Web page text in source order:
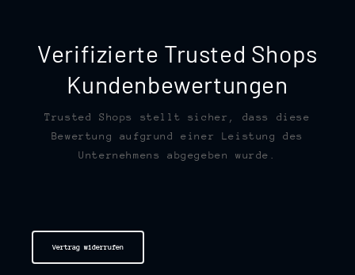
Verifizierte Trusted Shops
Kundenbewertungen
Trusted Shops stellt sicher, dass diese
Bewertung aufgrund einer Leistung des
Unternehmens abgegeben wurde.
Vertrag widerrufen